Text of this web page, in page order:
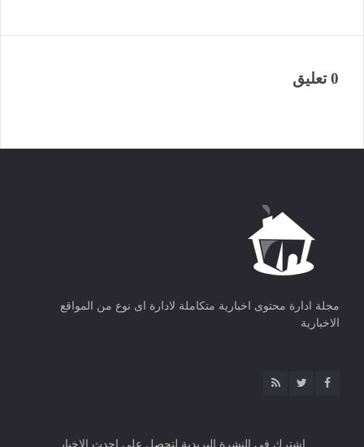
0 تعليق
مجلة ادارة محتوى اخبارية متكاملة لادارة اى نوع من المواقع
الاخبارية
اشترك فى النشرة البريدية لتحصل على احدث الاخبار